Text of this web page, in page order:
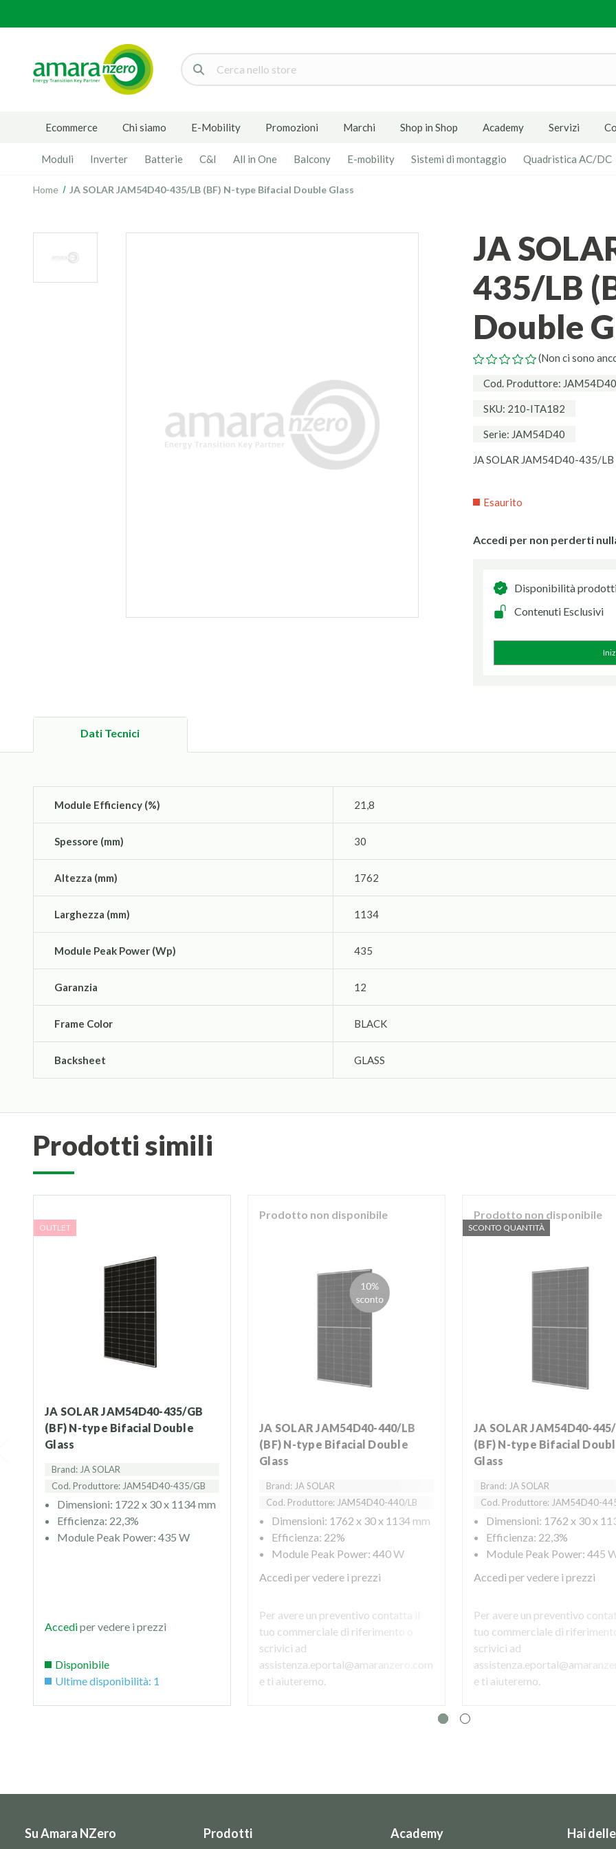
Cerca
Ecommerce Chi siamo E-Mobility Promozioni Marchi Shop in Shop Academy Servizi
Moduli Inverter Batterie C&I All in One Balcony E-mobility Sistemi di montaggio Quadristica AC/DC
Home JA SOLAR JAM54D40-435/LB (BF) N-type Bifacial Double Glass
JA SOLAR JAM54D40-
435/LB
Double
(Non ci sono
Cod. Produttore:
SKU: 210-ITA182
Serie: JAM54D40
JA SOLAR JAM54D40-435/
Esaurito
Accedi per non perderti
Disponibilità
Contenuti Esclusivi
Dati Tecnici
Module Efficiency (%) 21,8
Spessore (mm) 30
Altezza (mm) 1762
Larghezza (mm) 1134
Module Peak Power (Wp) 435
Garanzia 12
Frame Color BLACK
Backsheet GLASS
prodotti simili
OUTLET
JA SOLAR JAM54D40-435/GB
(BF) N-type Bifacial Double
Glass
Brand: JA SOLAR
Cod. Produttore: JAM54D40-435/GB
Dimensioni: 1722 x 30 x 1134 mm
Efficienza: 22,3%
Module Peak Power: 435 W
Accediper vedere i prezzi
Disponibile
Ultime disponibilità: 1
Prodotto non disponibile
JA SOLAR JAM54D40-440/LB
(BF) N-type Bifacial Double
Glass
Brand: JA SOLAR
Cod. Produttore: JAM54D40-440/LB
Dimensioni: 1762 x 30 x 1134 mm
Efficienza: 22%
Module Peak Power: 440 W
Accedi per vedere i prezzi
Per avere un preventivo contatta il
tuo commerciale di riferimento o
scrivici ad
assistenza.eportal@amaranzero.com
e ti aiuteremo.
Prodotto non disponibile
SCONTO QUANTITÀ
JA SOLAR JAM54D40-445/LB
(BF) N-type Bifacial
Glass
Brand: JA SOLAR
Cod. Produttore: JAM54D40-
Dimensioni: 1762 x 30 x
Efficienza: 22,3%
Module Peak Power: 445
Accedi per vedere i prezzi
Per avere un preventivo
tuo commerciale di riferimento
scrivici ad
e ti aiuteremo.
Su Amara NZero Prodotti Academy Hai